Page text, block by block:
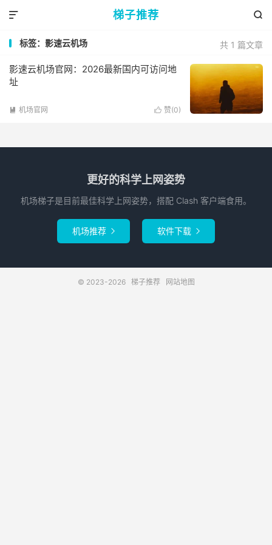
梯子推荐 

共 1 篇文章
标签：影速云机场
影速云机场官网：2026最新国内可访问地
址
 赞(0)
 机场官网
更好的科学上网姿势
机场梯子是目前最佳科学上网姿势，搭配 Clash 客户端食用。
机场推荐  软件下载 
© 2023-2026 梯子推荐 网站地图